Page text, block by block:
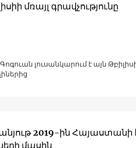
մռայլ գրավչությունը
լուսանկարում է այն
2019-ին
մասին